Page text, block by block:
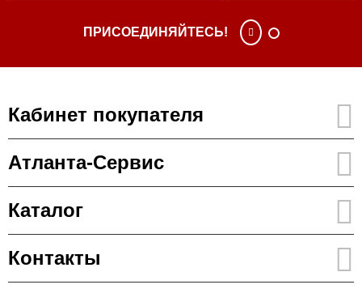
ПРИСОЕДИНЯЙТЕСЬ!
Кабинет покупателя
Атланта-Сервис
Каталог
Контакты